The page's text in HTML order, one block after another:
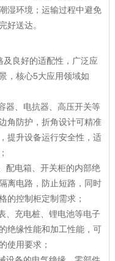
湿环境；运输过程中避免
好送达。
良好的适配性，广泛应
，核心5大应用领域如
器、电抗器、高压开关等
角防护，折角设计可精准
提升设备运行安全性，适
配电箱、开关柜的内部绝
离电路，防止短路，同时
的控制柜定制需求；
、充电桩、锂电池等电子
绝缘性能和加工性能，可
使用要求；